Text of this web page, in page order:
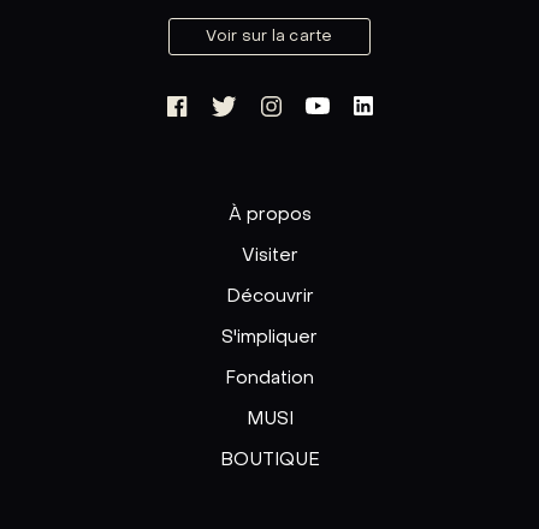
Voir sur la carte
À propos
Visiter
Découvrir
S'impliquer
Fondation
MUSI
BOUTIQUE